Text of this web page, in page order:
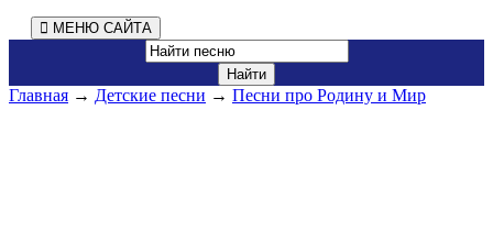
МЕНЮ САЙТА
Главная → Детские песни → Песни про Родину и Мир